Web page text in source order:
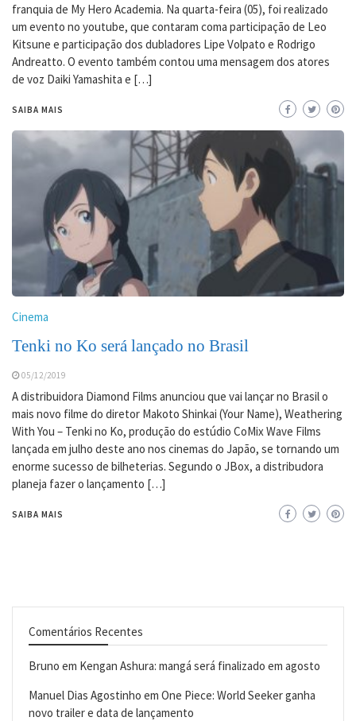
franquia de My Hero Academia. Na quarta-feira (05), foi realizado
um evento no youtube, que contaram coma participação de Leo
Kitsune e participação dos dubladores Lipe Volpato e Rodrigo
Andreatto. O evento também contou uma mensagem dos atores
de voz Daiki Yamashita e […]
SAIBA MAIS
Cinema
Tenki no Ko será lançado no Brasil
05/12/2019
A distribuidora Diamond Films anunciou que vai lançar no Brasil o
mais novo filme do diretor Makoto Shinkai (Your Name), Weathering
With You – Tenki no Ko, produção do estúdio CoMix Wave Films
lançada em julho deste ano nos cinemas do Japão, se tornando um
enorme sucesso de bilheterias. Segundo o JBox, a distribudora
planeja fazer o lançamento […]
SAIBA MAIS
Comentários Recentes
Bruno em Kengan Ashura: mangá será finalizado em agosto
Manuel Dias Agostinho em One Piece: World Seeker ganha
novo trailer e data de lançamento